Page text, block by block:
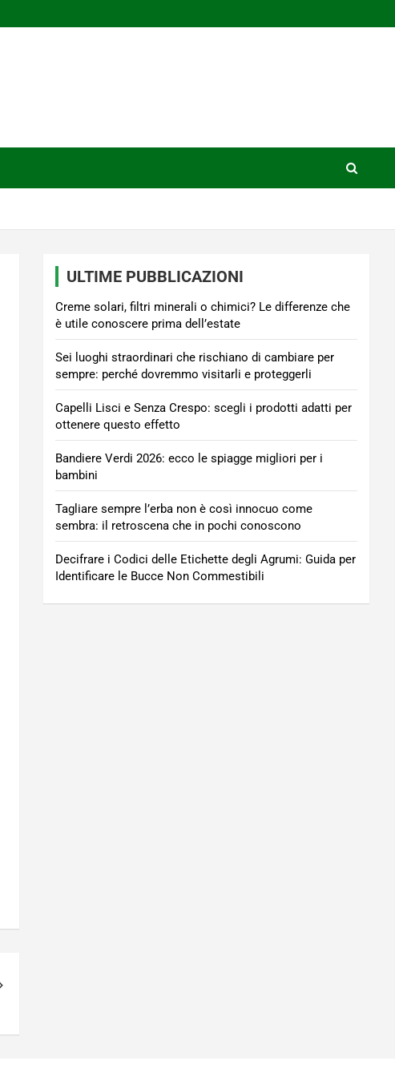
ULTIME PUBBLICAZIONI
Creme solari, filtri minerali o chimici? Le differenze che
è utile conoscere prima dell’estate
Sei luoghi straordinari che rischiano di cambiare per
sempre: perché dovremmo visitarli e proteggerli
Capelli Lisci e Senza Crespo: scegli i prodotti adatti per
ottenere questo effetto
Bandiere Verdi 2026: ecco le spiagge migliori per i
bambini
Tagliare sempre l’erba non è così innocuo come
sembra: il retroscena che in pochi conoscono
Decifrare i Codici delle Etichette degli Agrumi: Guida per
Identificare le Bucce Non Commestibili